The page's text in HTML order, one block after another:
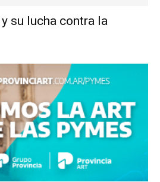
su lucha contra la